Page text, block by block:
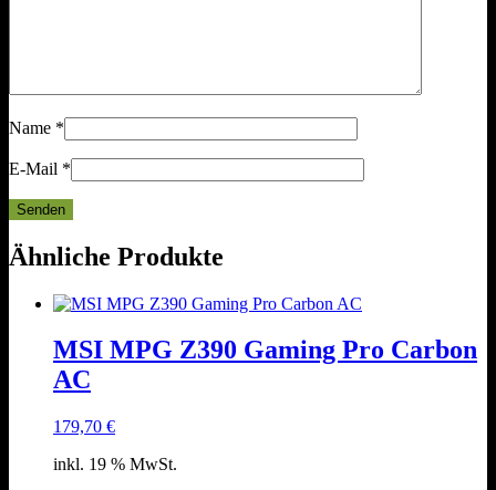
Name *
E-Mail *
Ähnliche Produkte
MSI MPG Z390 Gaming Pro Carbon
AC
179,70 €
inkl. 19 % MwSt.